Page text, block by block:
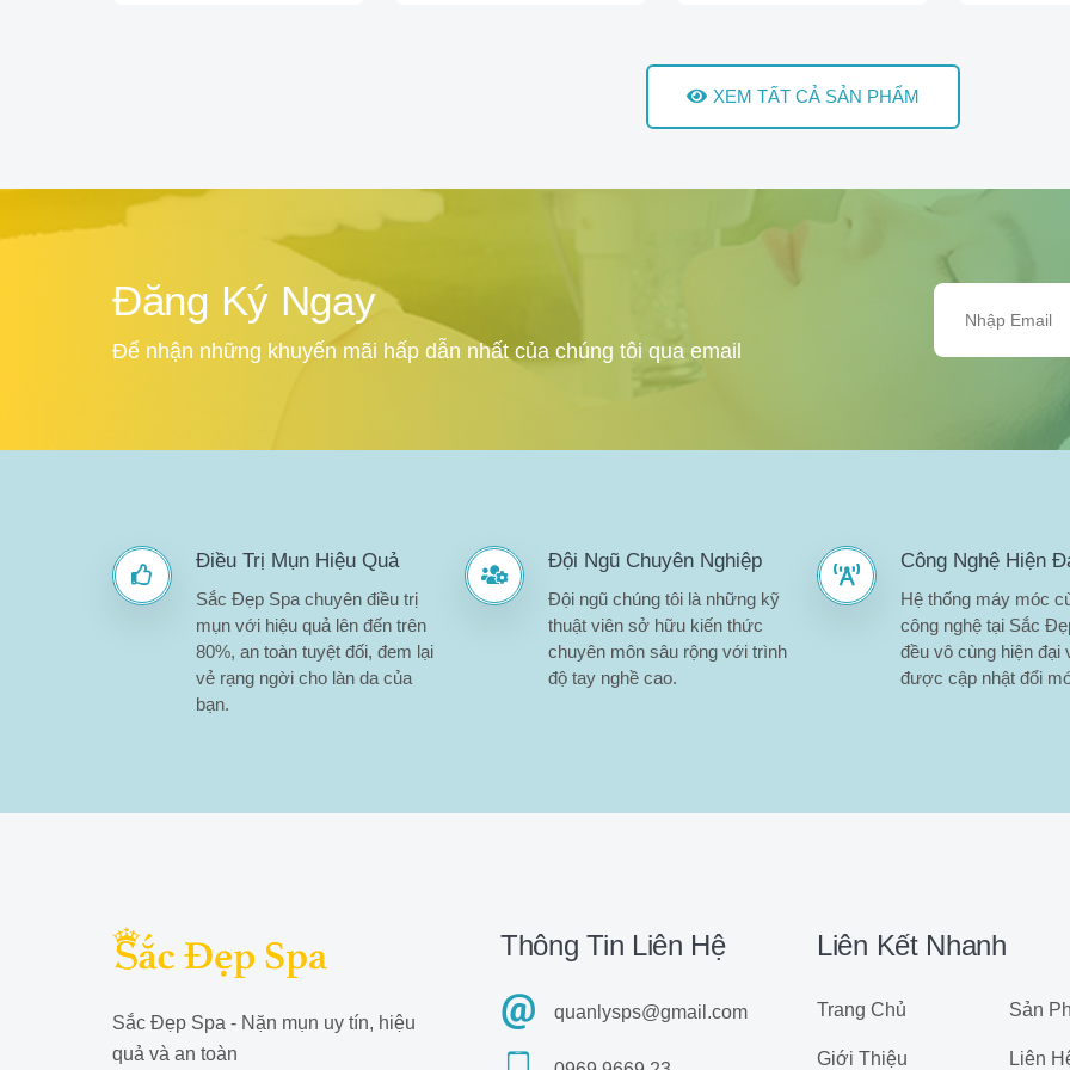
XEM TẤT CẢ SẢN PHẨM
Đăng Ký Ngay
Để nhận những khuyến mãi hấp dẫn nhất của chúng tôi qua email
Điều Trị Mụn Hiệu Quả
Sắc Đẹp Spa chuyên điều trị
mụn với hiệu quả lên đến trên
80%, an toàn tuyệt đối, đem lại
vẻ rạng ngời cho làn da của
bạn.
Đội Ngũ Chuyên Nghiệp
Đội ngũ chúng tôi là những kỹ
thuật viên sở hữu kiến thức
chuyên môn sâu rộng với trình
độ tay nghề cao.
Công Nghệ Hiện
Hệ thống máy móc
công nghệ tại Sắc
đều vô cùng hiện đại
được cập nhật đổi
Sắc Đẹp Spa - Nặn mụn uy tín, hiệu
quả và an toàn
Thông Tin Liên Hệ
quanlysps@gmail.com
Liên Kết Nhanh
Trang Chủ
Giới Thiệu
Sản
Liên